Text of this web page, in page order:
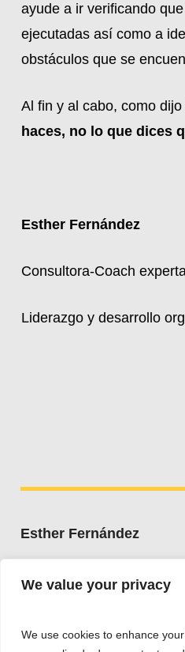
We value your privacy
We use cookies to enhance
ayude a ir verificando
ejecutadas así como a
obstáculos que se
Al fin y al cabo, como
haces, no lo que dices
Esther Fernández
Consultora-Coach
Liderazgo y desarrollo
Esther Fernández
esther@estherfdez.es